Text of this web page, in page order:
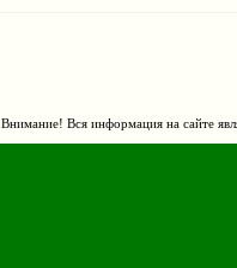
Внимание! Вся информация на сайте